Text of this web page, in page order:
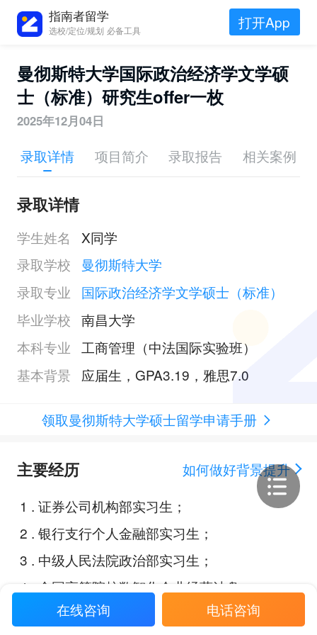
指南者留学
选校/定位/规划 必备工具 打开App
曼彻斯特大学国际政治经济学文学硕
士（标准）研究生offer一枚
2025年12月04日
录取详情 项目简介 录取报告 相关案例
录取详情
学生姓名
X同学
录取学校
曼彻斯特大学
录取专业
国际政治经济学文学硕士（标准）
毕业学校 南昌大学
本科专业
工商管理（中法国际实验班）
基本背景
应届生，GPA3.19，雅思7.0
领取曼彻斯特大学硕士留学申请手册
主要经历
如何做好背景提升
1 . 证券公司机构部实习生；
2 . 银行支行个人金融部实习生；
3 . 中级人民法院政治部实习生；
4
全国高等院校数智化企业经营沙盘
大赛；
在线咨询 电话咨询